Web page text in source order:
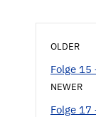
OLDER
Folge 15
NEWER
Folge